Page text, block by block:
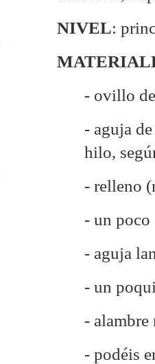
NIVEL:
- ovillo
- aguja
hilo,
- relleno
- un
- aguja
- un
-
- podéis